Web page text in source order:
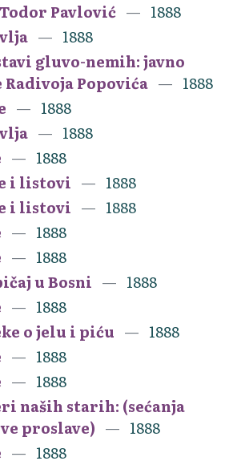
Pavlović
1888
1888
gluvo-nemih: javno
Popovića
1888
1888
1888
1888
i listovi
1888
i listovi
1888
1888
1888
u Bosni
1888
1888
o jelu i piću
1888
1888
1888
naših starih: (sećanja
proslave)
1888
1888